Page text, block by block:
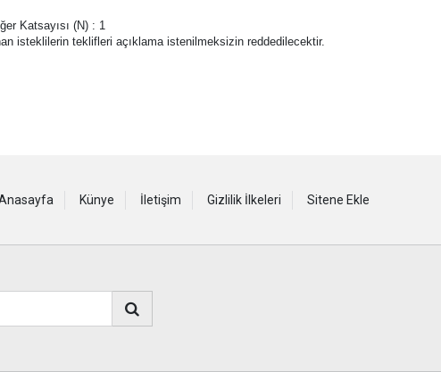
Katsayısı (N) : 1
isteklilerin teklifleri açıklama istenilmeksizin reddedilecektir.
Künye İletişim Gizlilik İlkeleri Sitene Ekle